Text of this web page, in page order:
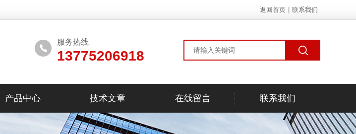
返回首页 联系我们
服务热线
13775206918
产品中心 技术文章 在线留言 联系我们